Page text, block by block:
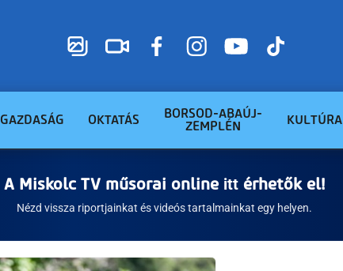
GAZDASÁG OKTATÁS
BORSOD-ABAÚJ-
ZEMPLÉN
KULTÚRA
A Miskolc TV műsorai online ittérhetők el!
Nézd vissza riportjainkat és videós tartalmainkat egy helyen.